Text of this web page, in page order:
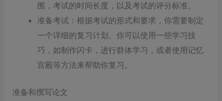
围，考试的时间长度，以及考试的评分标准。
准备考试：根据考试的形式和要求，你需要制定
一个详细的复习计划。你可以使用一些学习技
巧，如制作闪卡，进行群体学习，或者使用记忆
宫殿等方法来帮助你复习。
准备和撰写论文